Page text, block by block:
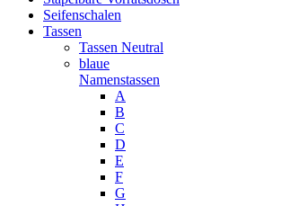
Seifenschalen
Tassen
Tassen Neutral
blaue
Namenstassen
A
B
C
D
E
F
G